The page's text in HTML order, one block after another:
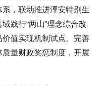
，联动推进淳安特别生
践行“两山”理念综合改
值实现机制试点。完善
量财政奖惩制度，开展